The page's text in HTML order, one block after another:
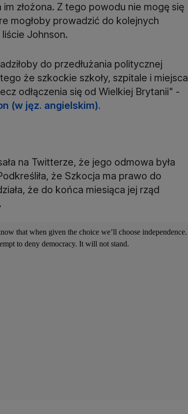
złożona. Z tego powodu nie mogę się
mogłoby prowadzić do kolejnych
Johnson.
do przedłużania politycznej
że szkockie szkoły, szpitale i miejsca
odłączenia się od Wielkiej Brytanii" -
(w jęz. angielskim).
na Twitterze, że jego odmowa była
że Szkocja ma prawo do
że do końca miesiąca jej rząd
that when given the choice we’ll choose independence.
to deny democracy. It will not stand.